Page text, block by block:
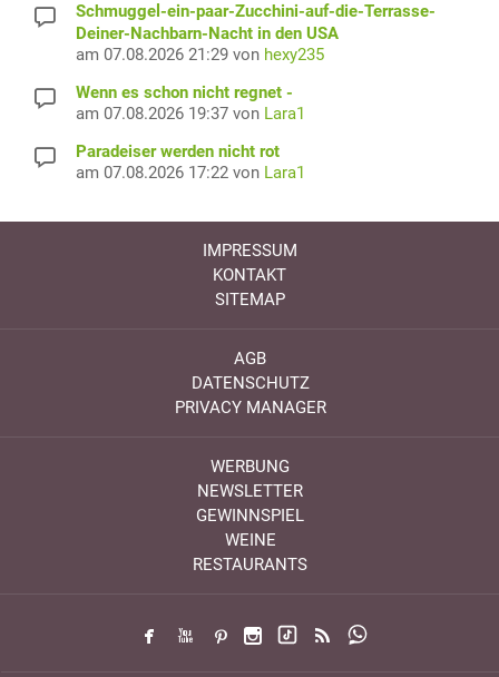
Schmuggel-ein-paar-Zucchini-auf-die-Terrasse-
Deiner-Nachbarn-Nacht in den USA
am 07.08.2026 21:29 von hexy235
Wenn es schon nicht regnet -
am 07.08.2026 19:37 von Lara1
Paradeiser werden nicht rot
am 07.08.2026 17:22 von Lara1
IMPRESSUM
KONTAKT
SITEMAP
AGB
DATENSCHUTZ
PRIVACY MANAGER
WERBUNG
NEWSLETTER
GEWINNSPIEL
WEINE
RESTAURANTS